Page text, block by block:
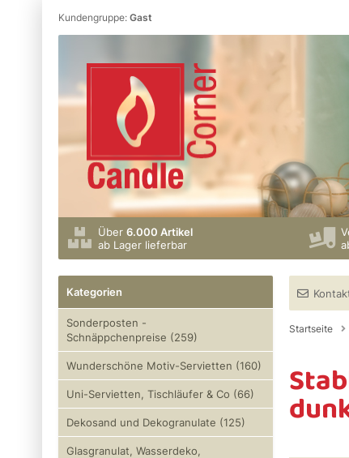
Kundengruppe: Gast
Über 6.000 Artikel
ab Lager lieferbar
Startseite
Kategorien
Sonderposten -
Schnäppchenpreise (259)
Wunderschöne Motiv-Servietten (160)
Uni-Servietten, Tischläufer & Co (66)
Dekosand und Dekogranulate (125)
Glasgranulat, Wasserdeko,